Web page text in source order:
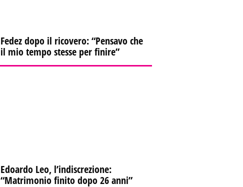
Fedez dopo il ricovero: “Pensavo che
il mio tempo stesse per finire”
Edoardo Leo, l’indiscrezione:
“Matrimonio finito dopo 26 anni”